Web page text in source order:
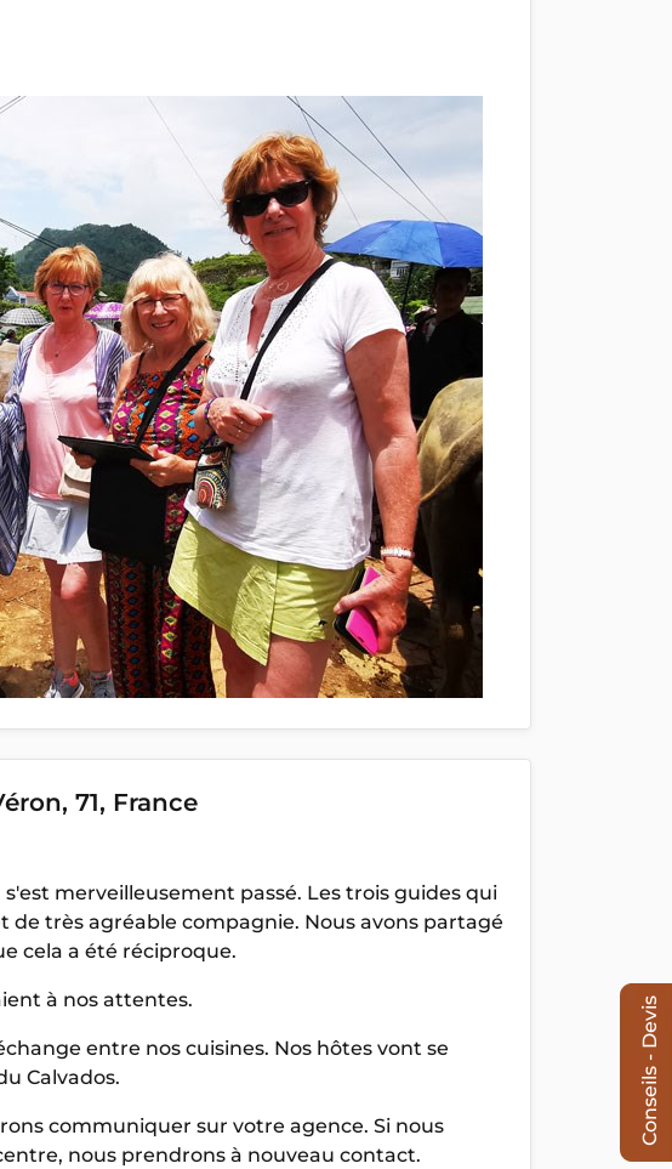
71, France
merveilleusement passé. Les trois guides qui
très agréable compagnie. Nous avons partagé
cela a été réciproque.
à nos attentes.
entre nos cuisines. Nos hôtes vont se
Calvados.
communiquer sur votre agence. Si nous
nous prendrons à nouveau contact.
Conseils - Devis